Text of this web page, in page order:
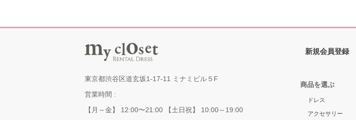
東京都渋谷区道玄坂1-17-11 ミナミビル５F
営業時間 :
【月～金】 12:00〜21:00 【土日祝】 10:00～19:00
新規会員登録
商品を選ぶ
ドレス
アクセサリー